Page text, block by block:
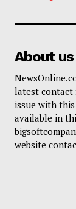
About us
latest contact
issue with
available in
website